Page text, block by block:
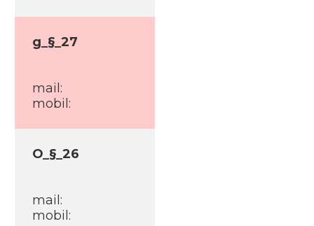
g_§_27
mail:
mobil:
O_§_26
mail:
mobil: